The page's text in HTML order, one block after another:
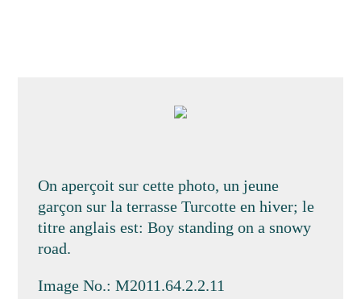
On aperçoit sur cette photo, un jeune
garçon sur la terrasse Turcotte en hiver; le
titre anglais est: Boy standing on a snowy
road.
Image No.: M2011.64.2.2.11